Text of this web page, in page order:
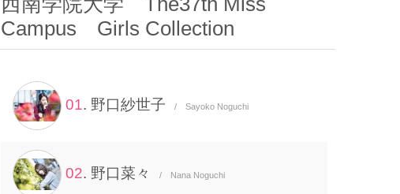
Campus Girls Collection
01. 野口紗世子 / Sayoko Noguchi
02. 野口菜々 / Nana Noguchi